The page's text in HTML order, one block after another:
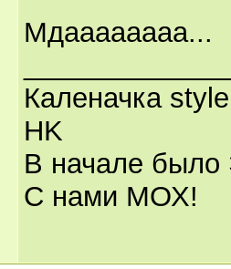
Мдаааааааа...
Каленачка style
HK
В начале
С нами МОХ!